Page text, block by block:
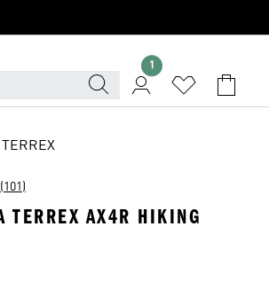
1
(101)
TERREX AX4R HIKING